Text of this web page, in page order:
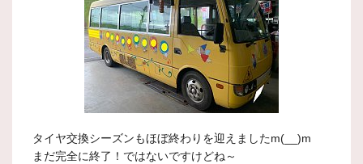
タイヤ交換シーズンもほぼ終わりを迎えましたm(__)m
まだ完全に終了！ではないですけどね～